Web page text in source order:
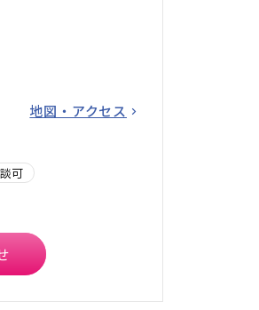
地図・アクセス
可